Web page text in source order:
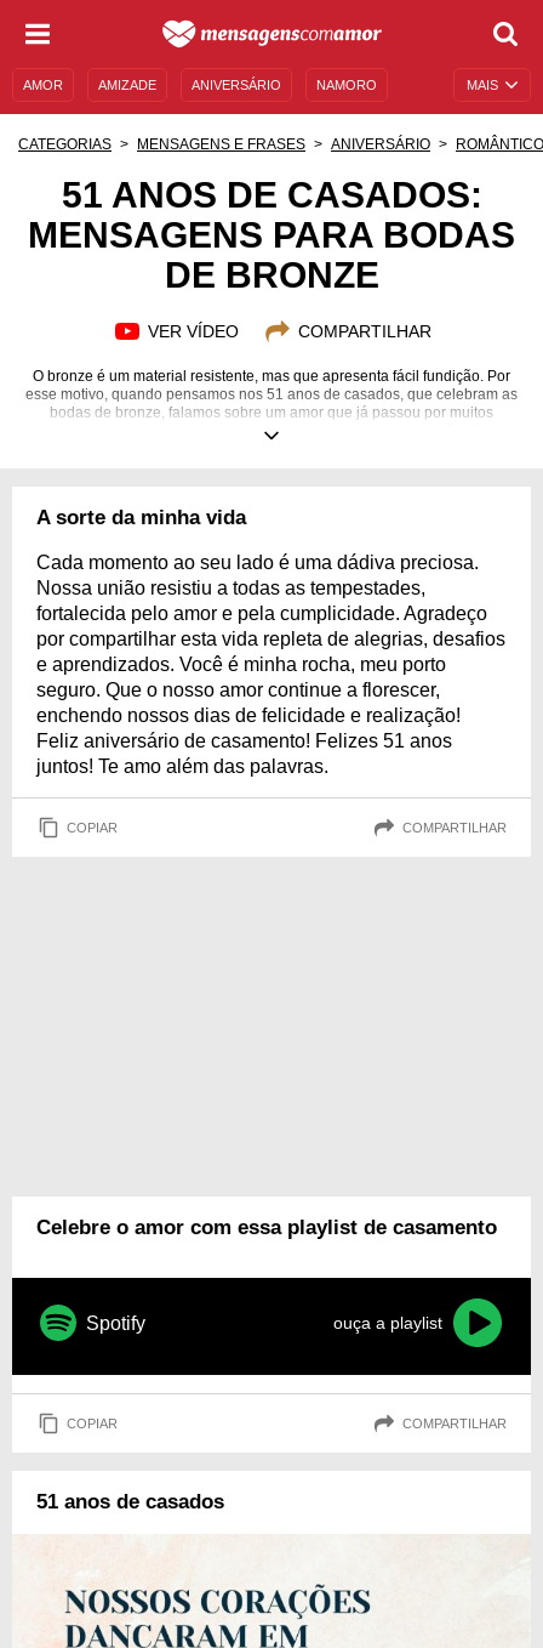
MAIS
AMOR AMIZADE ANIVERSÁRIO NAMORO
MENSAGENS E FRASES MENSAGENS DE ANIVERSÁRIO
FAMOSOS BÍBLIA
CATEGORIAS MENSAGENS E FRASES ANIVERSÁRIO ROMÂNTICO
51 ANOS DE CASADOS:
MENSAGENS PARA BODAS
DE BRONZE
VER VÍDEO COMPARTILHAR
O bronze é um material resistente, mas que apresenta fácil fundição. Por
esse motivo, quando pensamos nos 51 anos de casados, que celebram as
bodas de bronze, falamos sobre um amor que já passou por muitos
desafios, mas foi se moldando e se ajustando em cada situação. Para
ama, com as mensagens que preparamos para te ajudar.
A sorte da minha vida
Cada momento ao seu lado é uma dádiva preciosa.
Nossa união resistiu a todas as tempestades,
fortalecida pelo amor e pela cumplicidade. Agradeço
por compartilhar esta vida repleta de alegrias, desafios
e aprendizados. Você é minha rocha, meu porto
seguro. Que o nosso amor continue a florescer,
enchendo nossos dias de felicidade e realização!
Feliz aniversário de casamento! Felizes 51 anos
juntos! Te amo além das palavras.
COPIAR COMPARTILHAR
Celebre o amor com essa playlist de casamento
Spotify ouça a playlist
COPIAR COMPARTILHAR
51 anos de casados